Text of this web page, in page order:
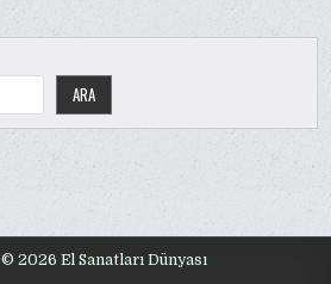
ARA
2026 El Sanatları Dünyası